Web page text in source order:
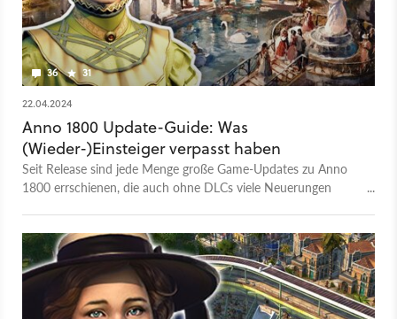
36 31
22.04.2024
Anno 1800 Update-Guide: Was
(Wieder-)Einsteiger verpasst haben
Seit Release sind jede Menge große Game-Updates zu Anno
1800 errschienen, die auch ohne DLCs viele Neuerungen